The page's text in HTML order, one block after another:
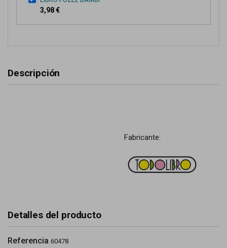
3,98 €
Descripción
Fabricante:
Detalles del producto
Referencia 60478